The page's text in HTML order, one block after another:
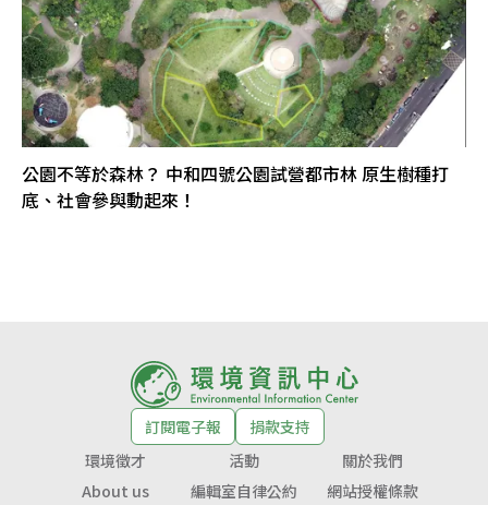
公園不等於森林？ 中和四號公園試營都市林 原生樹種打
底、社會參與動起來！
訂閱電子報
捐款支持
環境徵才
活動
關於我們
About us
編輯室自律公約 網站授權條款